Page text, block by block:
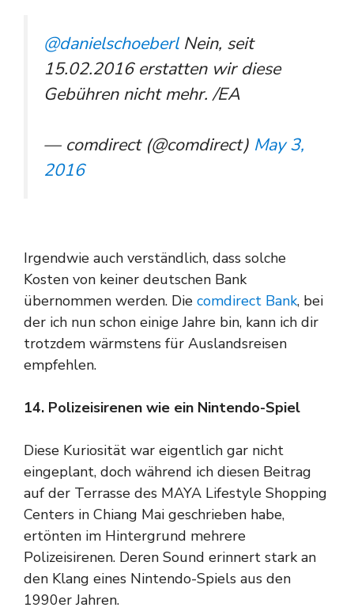
@danielschoeberlNein, seit
15.02.2016 erstatten wir diese
Gebühren nicht mehr. /EA
— comdirect (@comdirect) May 3,
2016
Irgendwie auch verständlich, dass solche
Kosten von keiner deutschen Bank
übernommen werden. Die comdirect Bank, bei
der ich nun schon einige Jahre bin, kann ich dir
trotzdem wärmstens für Auslandsreisen
empfehlen.
14. Polizeisirenen wie ein Nintendo-Spiel
Diese Kuriosität war eigentlich gar nicht
eingeplant, doch während ich diesen Beitrag
auf der Terrasse des MAYA Lifestyle Shopping
Centers in Chiang Mai geschrieben habe,
ertönten im Hintergrund mehrere
Polizeisirenen. Deren Sound erinnert stark an
den Klang eines Nintendo-Spiels aus den
1990er Jahren.